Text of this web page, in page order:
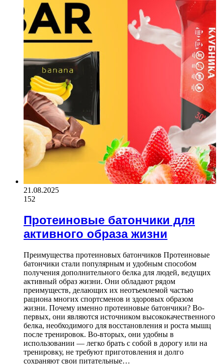
21.08.2025
152
Протеиновые батончики для
активного образа жизни
Преимущества протеиновых батончиков Протеиновые
батончики стали популярным и удобным способом
получения дополнительного белка для людей, ведущих
активный образ жизни. Они обладают рядом
преимуществ, делающих их неотъемлемой частью
рациона многих спортсменов и здоровых образом
жизни. Почему именно протеиновые батончики? Во-
первых, они являются источником высококачественного
белка, необходимого для восстановления и роста мышц
после тренировок. Во-вторых, они удобны в
использовании — легко брать с собой в дорогу или на
тренировку, не требуют приготовления и долго
сохраняют свои питательные…